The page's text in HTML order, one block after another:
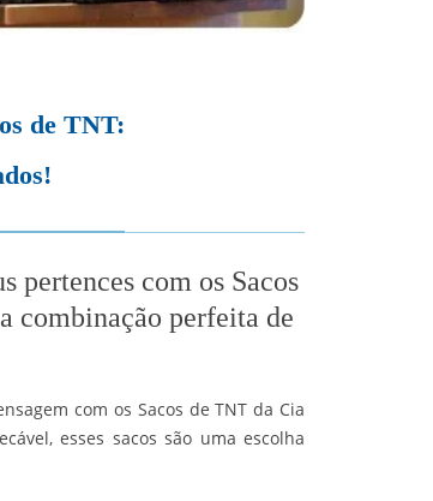
de TNT:
pertences com os Sacos
combinação perfeita de
com os Sacos de TNT da Cia
esses sacos são uma escolha